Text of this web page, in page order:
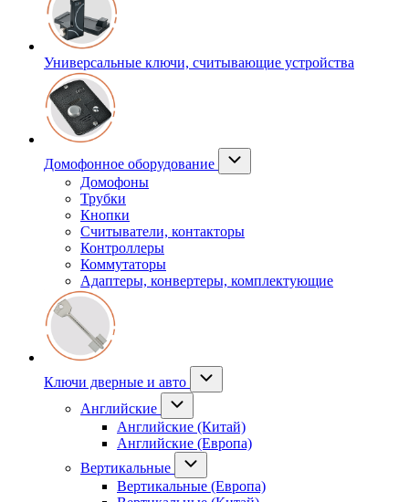
Универсальные ключи, считывающие устройства
Домофонное оборудование
Домофоны
Трубки
Кнопки
Считыватели, контакторы
Контроллеры
Коммутаторы
Адаптеры, конвертеры, комплектующие
Ключи дверные и авто
Английские
Английские (Китай)
Английские (Европа)
Вертикальные
Вертикальные (Европа)